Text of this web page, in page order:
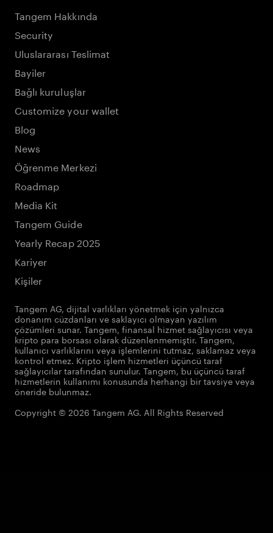
Tangem Hakkında
Security
Uluslararası Teslimat
Bayiler
Bağlı kuruluşlar
Customize your wallet
Blog
News
Öğrenme Merkezi
Roadmap
Media Kit
Tangem Guide
Yearly Recap 2025
Kariyer
Kişiler
Tangem AG, dijital varlıkları yönetmek için yalnızca
donanım cüzdanları ve saklayıcı olmayan yazılım
çözümleri sunar. Tangem, finansal hizmet sağlayıcısı veya
kripto para borsası olarak düzenlenmemiştir. Tangem,
kullanıcı varlıklarını veya işlemlerini tutmaz, saklamaz veya
kontrol etmez. Kripto işlem hizmetleri üçüncü taraf
sağlayıcılar tarafından sunulur. Tangem, bu üçüncü taraf
hizmetlerin kullanımı konusunda herhangi bir tavsiye veya
öneride bulunmaz.